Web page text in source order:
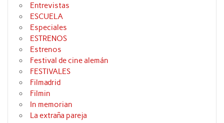
Entrevistas
ESCUELA
Especiales
ESTRENOS
Estrenos
Festival de cine alemán
FESTIVALES
Filmadrid
Filmin
In memorian
La extraña pareja